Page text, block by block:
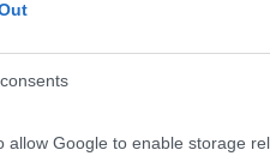
allow Google to enable storage